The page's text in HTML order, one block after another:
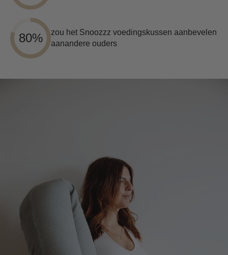
80%
zou het Snoozzz voedingskussen aanbevelen
aanandere ouders